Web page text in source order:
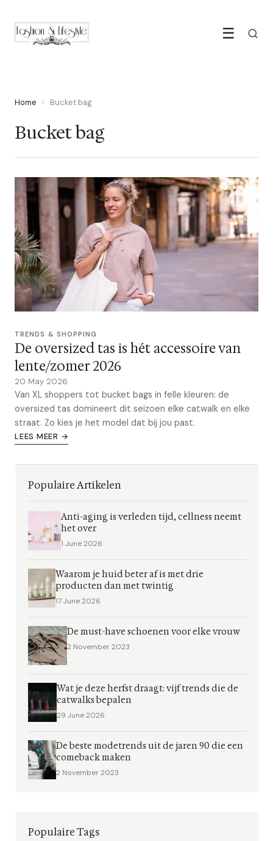
☰
Home › Bucket bag
Bucket bag
TRENDS & SHOPPING
De oversized tas is hét accessoire van
lente/zomer 2026
20 May 2026
Van XL shoppers tot bucket bags in felle kleuren: de
oversized tas domineert dit seizoen elke catwalk en elke
straat. Zo kies je het model dat bij jou past.
LEES MEER →
Populaire Artikelen
Anti-aging is verleden tijd, cellness neemt
het over
1 June 2026
Waarom je huid beter af is met drie
producten dan met twintig
17 June 2026
De must-have schoenen voor elke vrouw
2 November 2023
Wat je deze herfst draagt: vijf trends die de
catwalks bepalen
29 June 2026
De beste modetrends uit de jaren 90 die een
comeback maken
2 November 2023
Populaire Tags